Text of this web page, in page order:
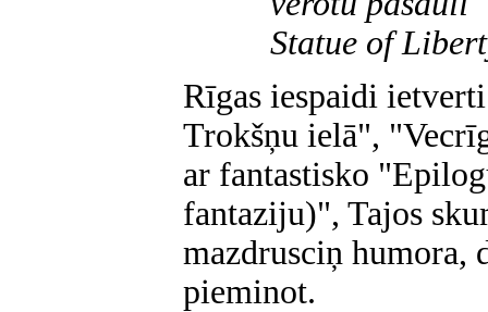
Statue of
Rīgas iespaidi
Trokšņu ielā",
ar fantastisko
fantaziju)", Tajos
mazdrusciņ humora,
pieminot.